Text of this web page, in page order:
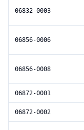
06832-0003
06856-0006
06856-0008
06872-0001
06872-0002